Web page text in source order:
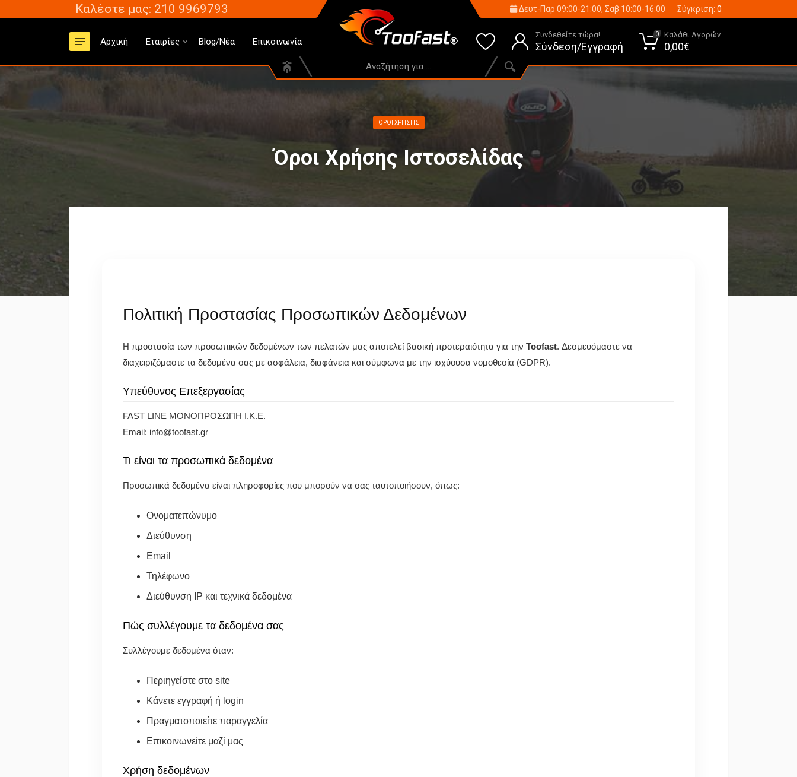
Καλέστε μας: 210 9969793 Δευτ-Παρ 09:00-21:00, Σαβ 10:00-16:00 Σύγκριση: 0
Αρχική Εταιρίες Blog/Νέα Επικοινωνία
Συνδεθείτε τώρα!
Σύνδεση/Εγγραφή
0 Καλάθι Αγορών
0,00€
ΌΡΟΙ ΧΡΉΣΗΣ
Όροι Χρήσης Ιστοσελίδας
Πολιτική Προστασίας Προσωπικών Δεδομένων
Η προστασία των προσωπικών δεδομένων των πελατών μας αποτελεί βασική προτεραιότητα για την Toofast. Δεσμευόμαστε να
διαχειριζόμαστε τα δεδομένα σας με ασφάλεια, διαφάνεια και σύμφωνα με την ισχύουσα νομοθεσία (GDPR).
Υπεύθυνος Επεξεργασίας
FAST LINE ΜΟΝΟΠΡΟΣΩΠΗ Ι.Κ.Ε.
Email: info@toofast.gr
Τι είναι τα προσωπικά δεδομένα
Προσωπικά δεδομένα είναι πληροφορίες που μπορούν να σας ταυτοποιήσουν, όπως:
Ονοματεπώνυμο
Διεύθυνση
Email
Τηλέφωνο
Διεύθυνση IP και τεχνικά δεδομένα
Πώς συλλέγουμε τα δεδομένα σας
Συλλέγουμε δεδομένα όταν:
Περιηγείστε στο site
Κάνετε εγγραφή ή login
Πραγματοποιείτε παραγγελία
Επικοινωνείτε μαζί μας
Χρήση δεδομένων